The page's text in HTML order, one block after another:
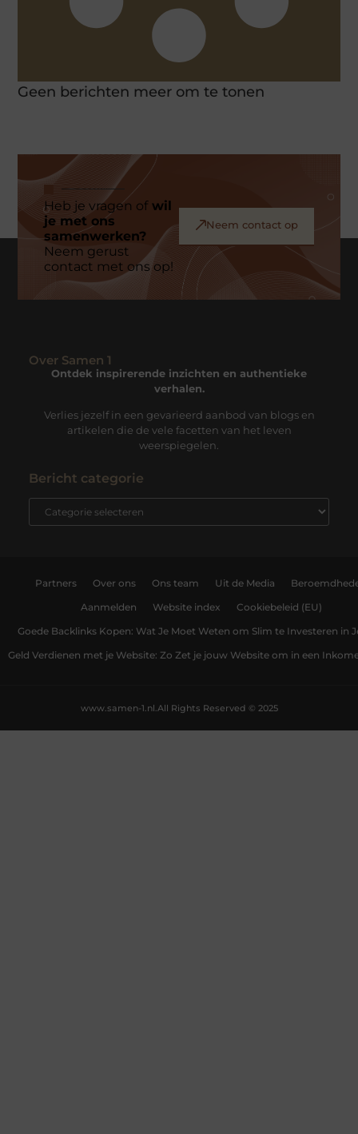
Geen berichten meer om te tonen
Heb je vragen ofwil
je met ons
samenwerken?
Neem gerust
contact met ons op!
Neem contact op
Over Samen 1
Ontdek inspirerende inzichten en authentieke
verhalen.
Verlies jezelf in een gevarieerd aanbod van blogs en
artikelen die de vele facetten van het leven
weerspiegelen.
Bericht categorie
Partners Over ons Ons team Uit de Media
Aanmelden Website index Cookiebeleid (EU)
Goede Backlinks Kopen: Wat Je Moet Weten om Slim te Investeren in
Geld Verdienen met je Website: Zo Zet je jouw Website om in een
All Rights Reserved © 2025
www.samen-1.nl.